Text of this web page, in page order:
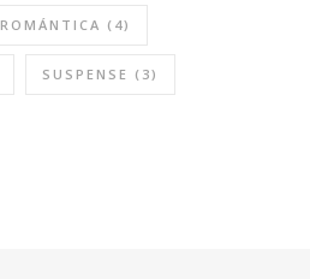
ROMÁNTICA (4)
SUSPENSE (3)